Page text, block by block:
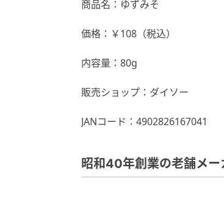
商品名：ゆずみそ
価格：￥108（税込）
内容量：80g
販売ショップ：ダイソー
JANコード：4902826167041
昭和40年創業の老舗メー